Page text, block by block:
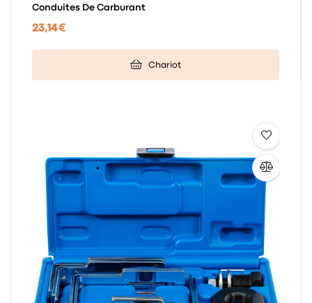
Conduites De Carburant
23,14 €
Chariot